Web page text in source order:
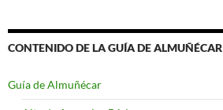
CONTENIDO DE LA GUÍA DE ALMUÑÉCAR
Guía de Almuñécar